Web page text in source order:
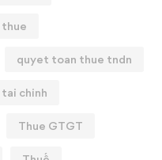
thue
quyet toan thue tndn
tai chinh
Thue GTGT